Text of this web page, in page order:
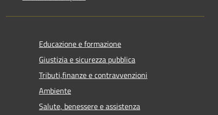
Educazione e formazione
Giustizia e sicurezza pubblica
Tributi,finanze e contravvenzioni
Ambiente
Salute, benessere e assistenza